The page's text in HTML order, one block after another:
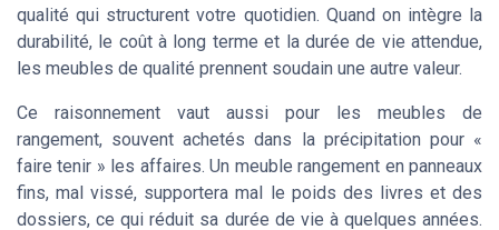
qualité qui structurent votre quotidien. Quand on intègre la
durabilité, le coût à long terme et la durée de vie attendue,
les meubles de qualité prennent soudain une autre valeur.
Ce raisonnement vaut aussi pour les meubles de
rangement, souvent achetés dans la précipitation pour «
faire tenir » les affaires. Un meuble rangement en panneaux
fins, mal vissé, supportera mal le poids des livres et des
dossiers, ce qui réduit sa durée de vie à quelques années.